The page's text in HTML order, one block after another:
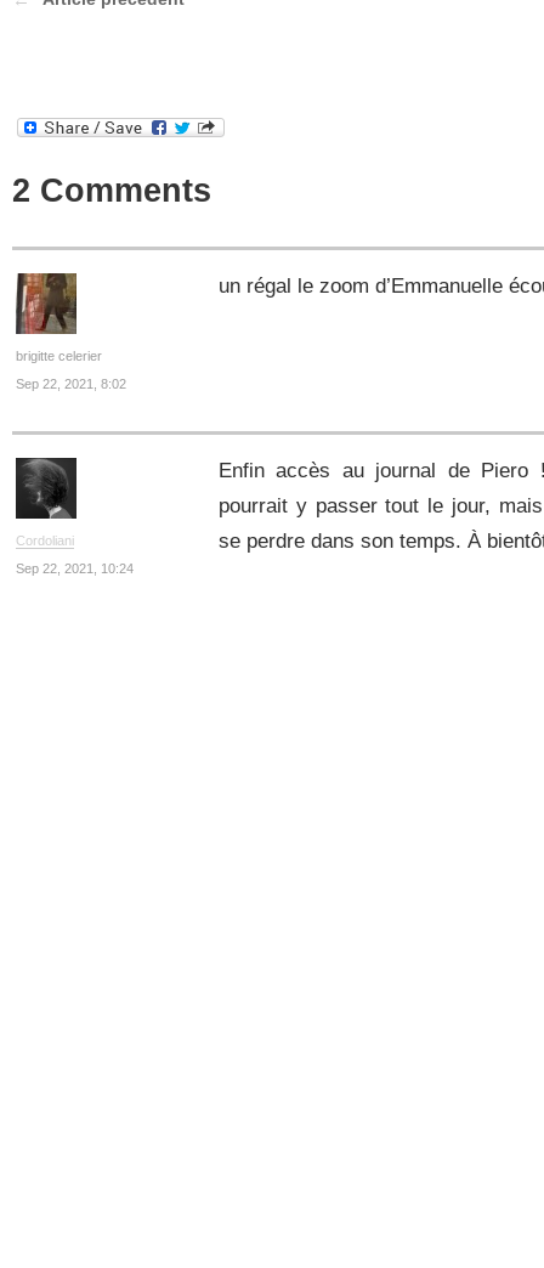
2 Comments
brigitte celerier
Sep 22, 2021, 8:02
un régal le zoom d’Emmanuelle
Cordoliani
Sep 22, 2021, 10:24
Enfin accès au journal de
pourrait y passer tout le jour,
se perdre dans son temps. À